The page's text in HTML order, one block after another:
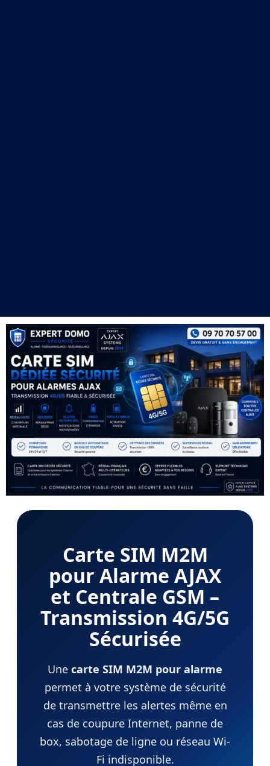
Carte SIM M2M
pour Alarme AJAX
et Centrale GSM –
Transmission 4G/5G
Sécurisée
Une carte SIM M2M pour alarme
permet à votre système de sécurité
de transmettre les alertes même en
cas de coupure Internet, panne de
box, sabotage de ligne ou réseau Wi-
Fi indisponible.